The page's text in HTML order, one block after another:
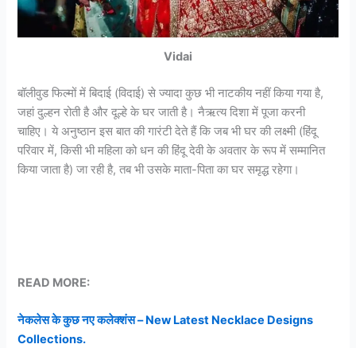
Vidai
बॉलीवुड फिल्मों में बिदाई (विदाई) से ज्यादा कुछ भी नाटकीय नहीं किया गया है,
जहां दुल्हन रोती है और दूल्हे के घर जाती है। नैऋत्य दिशा में पूजा करनी
चाहिए। ये अनुष्ठान इस बात की गारंटी देते हैं कि जब भी घर की लक्ष्मी (हिंदू
परिवार में, किसी भी महिला को धन की हिंदू देवी के अवतार के रूप में सम्मानित
किया जाता है) जा रही है, तब भी उसके माता-पिता का घर समृद्ध रहेगा।
READ MORE:
नेकलेस के कुछ नए कलेक्शंस – New Latest Necklace Designs
Collections.